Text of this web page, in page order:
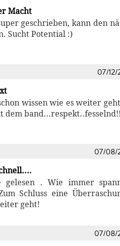
Macht
geschrieben, kann den
Sucht Potential :)
07/12/
wissen wie es weiter
dem
07/08/
gelesen . Wie immer
Schluss eine
geht!
07/08/